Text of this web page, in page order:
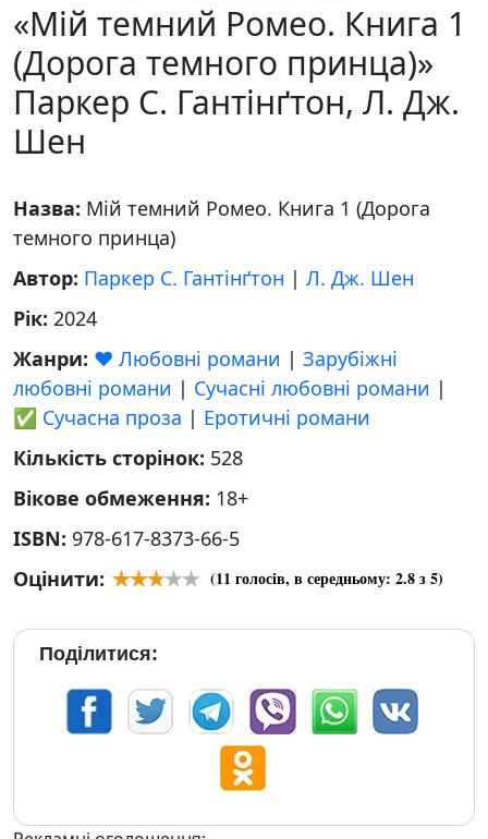
«Мій темний Ромео. Книга 1
(Дорога темного принца)»
Паркер С. Гантінґтон, Л. Дж.
Шен
Назва: Мій темний Ромео. Книга 1 (Дорога
темного принца)
Автор: Паркер С. Гантінґтон | Л. Дж. Шен
Рік: 2024
Жанри: ❤️ Любовні романи | Зарубіжні
любовні романи | Сучасні любовні романи |
✅ Сучасна проза | Еротичні романи
Кількість сторінок: 528
Вікове обмеження: 18+
ISBN: 978-617-8373-66-5
Оцінити:
(11 голосів, в середньому: 2.8з 5)
Поділитися: